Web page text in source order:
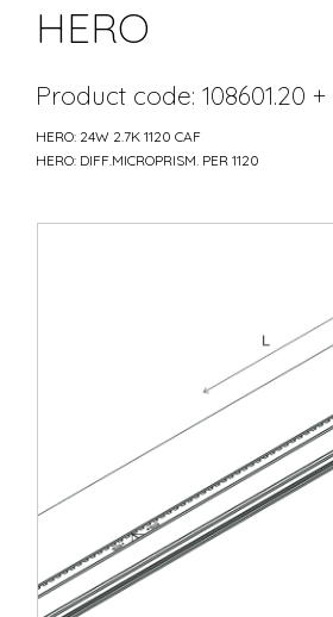
HERO
Product code: 108601.20 +
HERO: 24W 2.7K 1120 CAF
HERO: DIFF.MICROPRISM. PER 1120